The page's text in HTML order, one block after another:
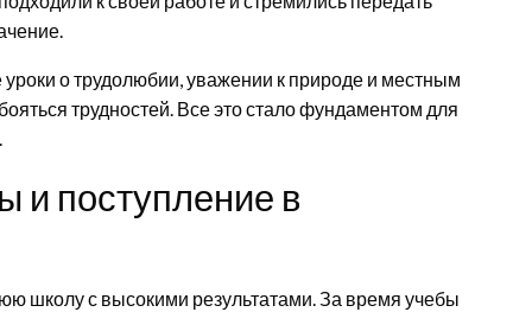
о трудолюбии, уважении к природе и местным
трудностей. Все это стало фундаментом для
и поступление в
школу с высокими результатами. За время учебы